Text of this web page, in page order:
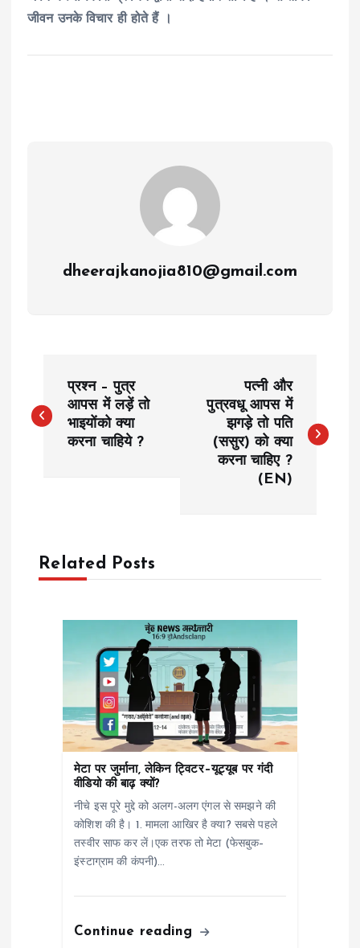
जीवन उनके विचार ही होते हैं ।
dheerajkanojia810@gmail.com
o
a
प्रश्न – पुत्र
आपस में लड़ें तो
भाइयोंको क्या
करना चाहिये ?
पत्नी और
पुत्रवधू आपस में
झगड़े तो पति
(ससुर) को क्या
करना चाहिए ?
(EN)
Related Posts
मेटा पर जुर्माना, लेकिन ट्विटर–यूट्यूब पर गंदी
वीडियो की बाढ़ क्यों?
नीचे इस पूरे मुद्दे को अलग-अलग एंगल से समझने की
कोशिश की है। 1. मामला आखिर है क्या? सबसे पहले
तस्वीर साफ कर लें।एक तरफ तो मेटा (फेसबुक–
इंस्टाग्राम की कंपनी)…
Continue reading